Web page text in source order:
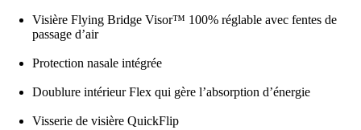
Visière Flying Bridge Visor™ 100% réglable avec fentes de
passage d’air
Protection nasale intégrée
Doublure intérieur Flex qui gère l’absorption d’énergie
Visserie de visière QuickFlip